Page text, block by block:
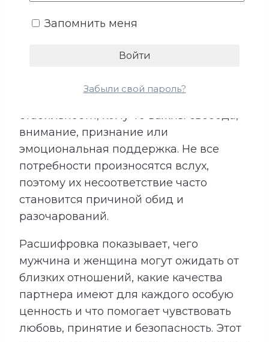
У каждого человека существует
заботе и роли партнера. Кто-то
особенно нуждается в надежности и
стабильности, кому-то важны свобода,
внимание, признание или
эмоциональная поддержка. Не все
потребности произносятся вслух,
поэтому их несоответствие часто
становится причиной обид и
разочарований.
Расшифровка показывает, чего
мужчина и женщина могут ожидать от
близких отношений, какие качества
партнера имеют для каждого особую
ценность и что помогает чувствовать
любовь, принятие и безопасность. Этот
Запомнить меня
Забыли свой пароль?